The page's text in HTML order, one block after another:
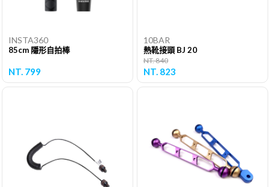
INSTA360
85cm 隱形自拍棒
NT. 799
10BAR
熱靴接頭 BJ 20
NT. 840
NT. 823